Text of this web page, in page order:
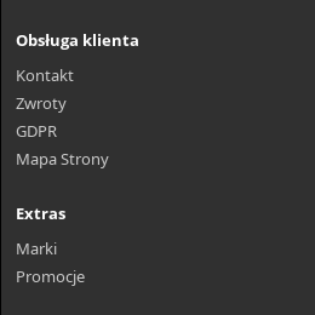
Obsługa klienta
Kontakt
Zwroty
GDPR
Mapa Strony
Extras
Marki
Promocje